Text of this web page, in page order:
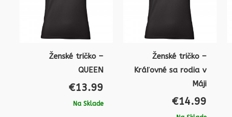
Ženské tričko –
QUEEN
€13.99
Na Sklade
Ženské tričko –
Kráľovné sa rodia v
Máji
€14.99